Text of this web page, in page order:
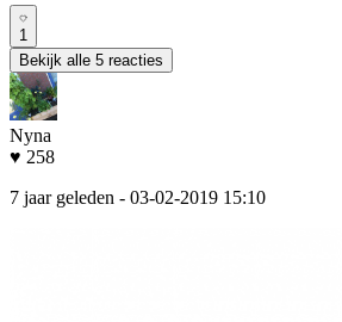
1
Bekijk alle 5 reacties
Nyna
♥ 258
7 jaar geleden - 03-02-2019 15:10